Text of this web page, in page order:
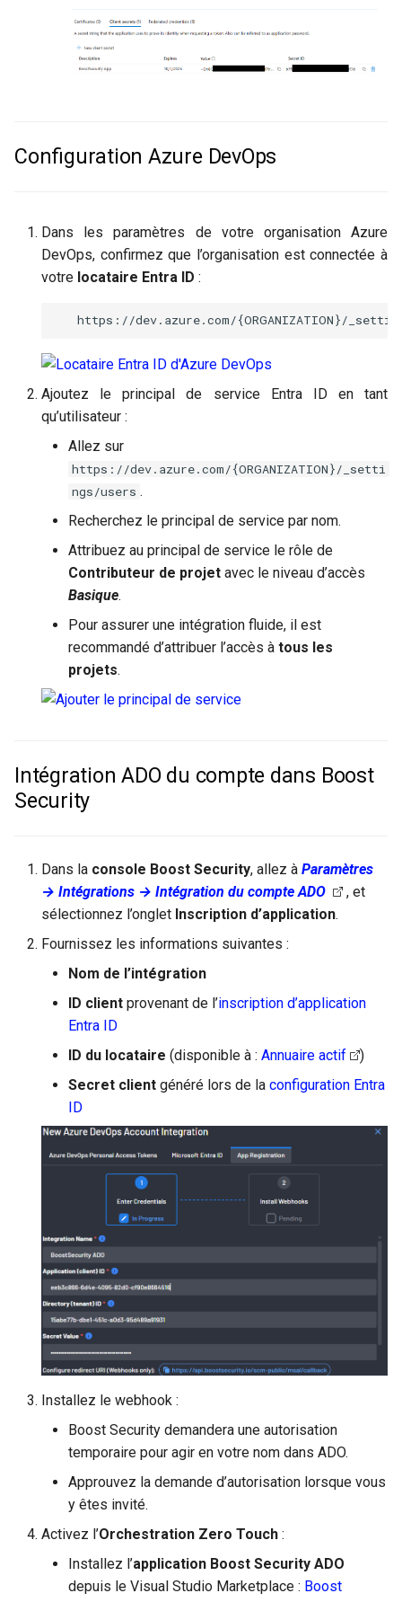
Configuration Azure DevOps
Dans les paramètres de votre organisation Azure
DevOps, confirmez que l’organisation est connectée à
votre locataire Entra ID :
Ajoutez le principal de service Entra ID en tant
qu’utilisateur :
Allez sur
https://dev.azure.com/{ORGANIZATION}/_setti
ngs/users .
Recherchez le principal de service par nom.
Attribuez au principal de service le rôle de
Contributeur de projet avec le niveau d’accès
Basique.
Pour assurer une intégration fluide, il est
recommandé d’attribuer l’accès à tous les
projets.
Intégration ADO du compte dans Boost
Security
Dans la console Boost Security, allez à Paramètres
→ Intégrations → Intégration du compte ADO
, et
sélectionnez l’onglet Inscription d’application.
Fournissez les informations suivantes :
Nom de l’intégration
ID client provenant de l’inscription d’application
Entra ID
ID du locataire (disponible à : Annuaire actif
)
Secret client généré lors de la configuration Entra
ID
Installez le webhook :
Boost Security demandera une autorisation
temporaire pour agir en votre nom dans ADO.
Approuvez la demande d’autorisation lorsque vous
y êtes invité.
Activez l’Orchestration Zero Touch :
Installez l’application Boost Security ADO
depuis le Visual Studio Marketplace : Boost